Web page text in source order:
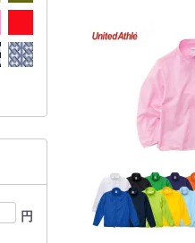
円